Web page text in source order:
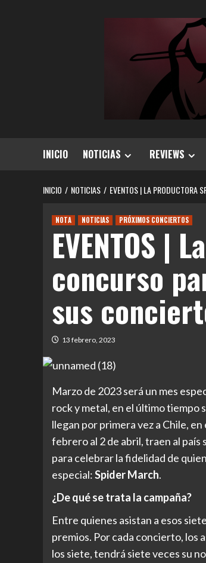
INICIO NOTICIAS REVIEWS
INICIO NOTICIAS EVENTOS | LA PRODUCTORA
NOTA NOTICIAS PRÓXIMOS CONCIERTOS
EVENTOS |
concurso
sus
13 febrero, 2023
Marzo de 2023 será un mes
rock y metal, en el último
llegan por primera vez a Chile,
febrero al 2 de abril, traen al
para celebrar la fidelidad de
especial:Spider March.
¿De qué se trata la campaña?
Entre quienes asistan a esos
premios. Por cada concierto, los
los siete, tendrá siete veces su